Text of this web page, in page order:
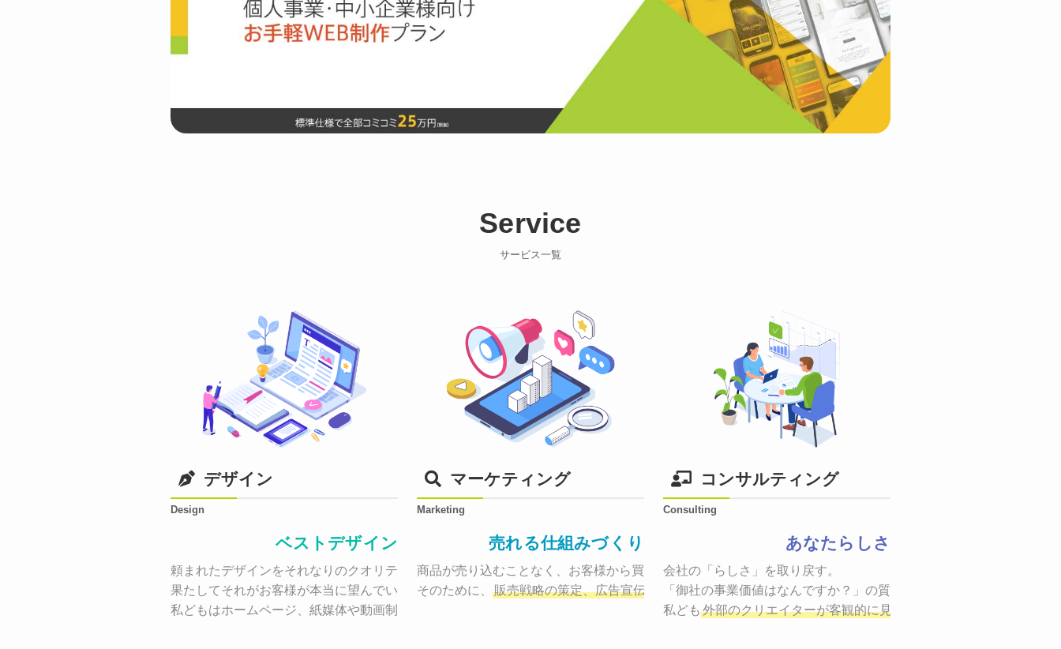
Service
サービス一覧
デザイン
Design
ベストデザイン
頼まれたデザインをそれなりのクオリティーで作り納品する。
果たしてそれがお客様が本当に望んでいた、デザインのゴールでしょうか。
私どもはホームページ、紙媒体や動画制作まで
お客様のサービスを適した場所へ届けるために、適切な方法を企画しご提案いたします。
マーケティング
Marketing
売れる仕組みづくり
商品が売り込むことなく、お客様から買いたくなる状態をつくるために、適した場所へ適切なターゲットに向け
そのために、
販売戦略の策定、広告宣伝に効果検証までの一連のプロセスを考え実行・検証・修正
コンサルティング
Consulting
あなたらしさ
会社の「らしさ」を取り戻す。
「御社の事業価値はなんですか？」の質問に答えることはできるでし
私ども 外部のクリエイターが客観的に見ながら最終的な絵を描き、